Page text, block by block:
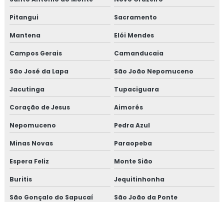
Pitangui Sacramento
Mantena Elói Mendes
Campos Gerais Camanducaia
São José da Lapa São João Nepomuceno
Jacutinga Tupaciguara
Coração de Jesus Aimorés
Nepomuceno Pedra Azul
Minas Novas Paraopeba
Espera Feliz Monte Sião
Buritis Jequitinhonha
São Gonçalo do Sapucaí São João da Ponte